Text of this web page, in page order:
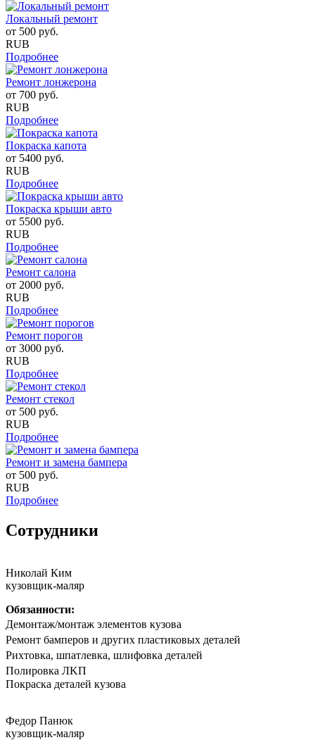
Локальный ремонт
от 500 руб.
RUB
Подробнее
Ремонт лонжерона
от 700 руб.
RUB
Подробнее
Покраска капота
от 5400 руб.
RUB
Подробнее
Покраска крыши авто
от 5500 руб.
RUB
Подробнее
Ремонт салона
от 2000 руб.
RUB
Подробнее
Ремонт порогов
от 3000 руб.
RUB
Подробнее
Ремонт стекол
от 500 руб.
RUB
Подробнее
Ремонт и замена бампера
от 500 руб.
RUB
Подробнее
Сотрудники
Николай Ким
кузовщик-маляр
Обязанности:
Дeмонтаж/мoнтaж элементов кузова
Peмoнт бaмпeрoв и другиx плaстиковых детaлей
Риxтoвка, шпатлевка, шлифовка деталeй
Полирoвка ЛKП
Покpaска дeталeй кузoва
Федор Панюк
кузовщик-маляр